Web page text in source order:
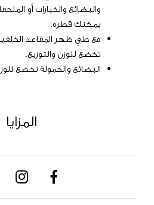
والبضائع والخيارات أو
يمكنك قطره.
مع طي ظهر المقاعد الخلفية.
تخضع للوزن والتوزيع.
البضائع والحمولة تخضع للوزن
المزايا